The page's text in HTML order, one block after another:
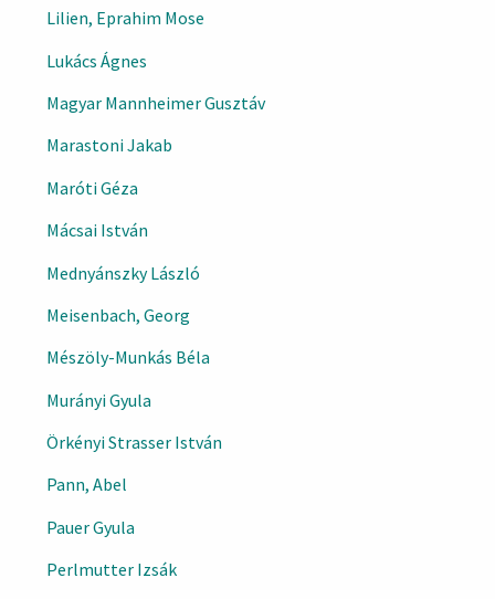
Lilien, Eprahim Mose
Lukács Ágnes
Magyar Mannheimer Gusztáv
Marastoni Jakab
Maróti Géza
Mácsai István
Mednyánszky László
Meisenbach, Georg
Mészöly-Munkás Béla
Murányi Gyula
Örkényi Strasser István
Pann, Abel
Pauer Gyula
Perlmutter Izsák